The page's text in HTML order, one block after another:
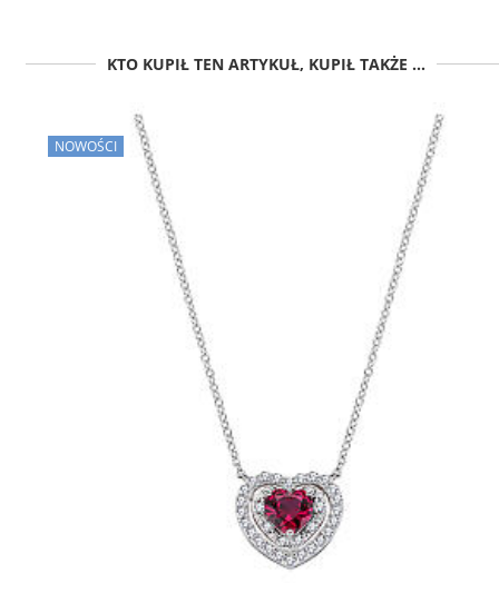
KTO KUPIŁ TEN ARTYKUŁ, KUPIŁ TAKŻE ...
NOWOŚCI